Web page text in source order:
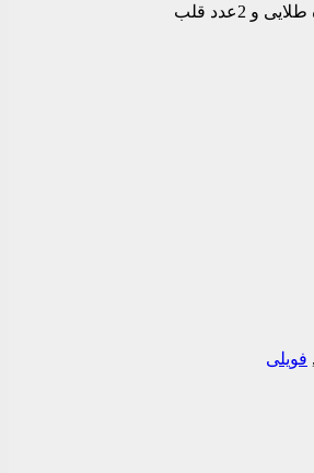
این پک شامل: بادکنک حروف هپی طلایی و 1عدد پرده متالایز طلایی و 8عدد بادکنک طلایی ساده و 8عدد بادکنک پولکی طلایی و 8عدد بادکنک سفید ساده و 2عدد ستاره طلایی و 2عدد قلب
, فویلی